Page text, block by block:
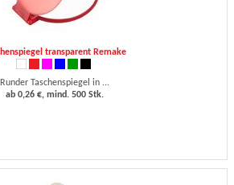
transparent Remake
Runder Taschenspiegel in ...
ab 0,26 €, mind. 500 Stk.